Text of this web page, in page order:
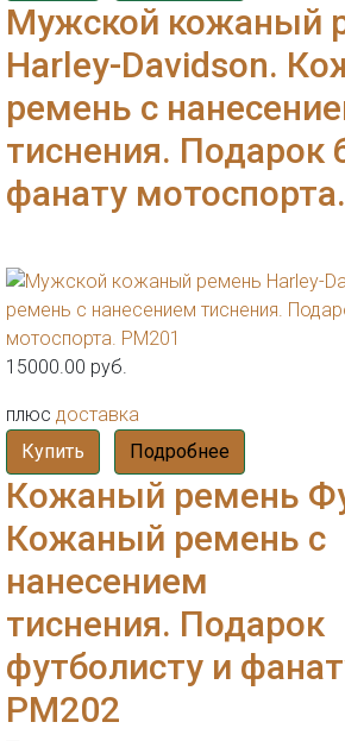
Мужской кожаный
Harley-Davidson.
ремень с
тиснения. Подарок
фанату
15000.00 руб.
плюс доставка
Купить
Подробнее
Кожаный ремень
Кожаный ремень с
нанесением
тиснения. Подарок
футболисту и
РМ202